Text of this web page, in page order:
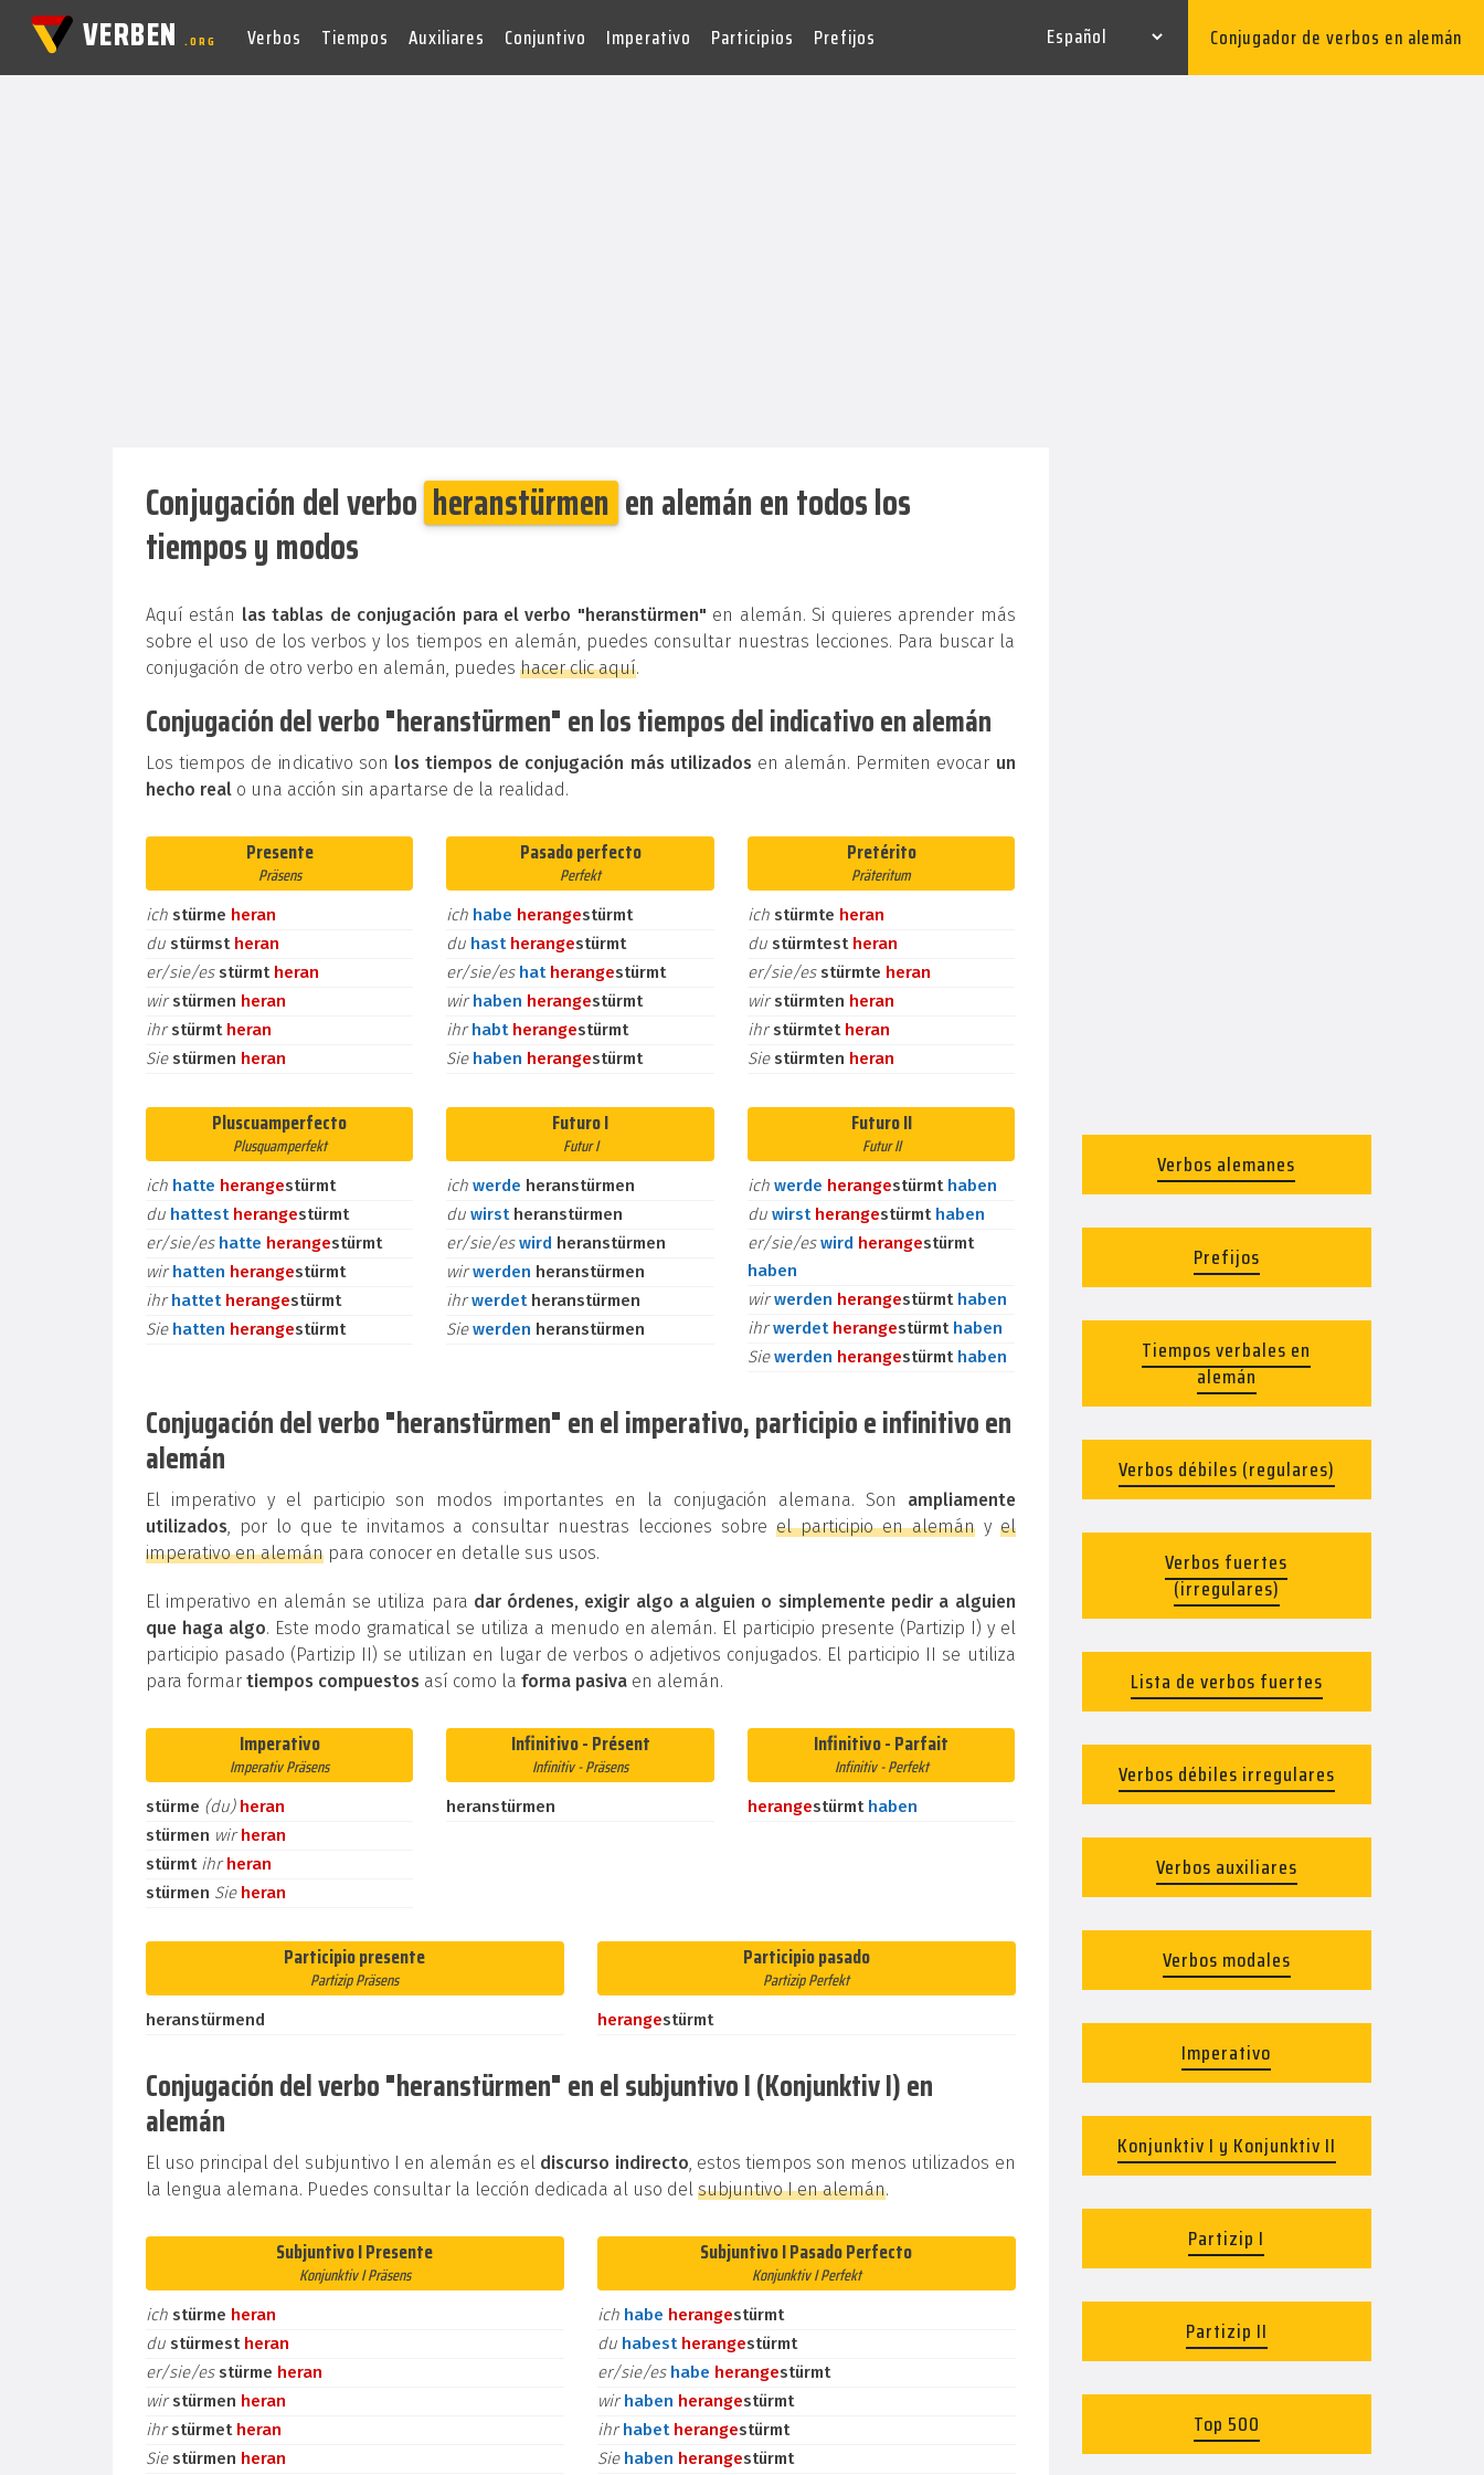
VERBEN.ORG Verbos Tiempos Auxiliares Conjuntivo Imperativo Participios Prefijos Conjugador de verbos en alemán
Conjugación del verbo heranstürmen en alemán en todos los
tiempos y modos
Aquí están las tablas de conjugación para el verbo "heranstürmen" en alemán. Si quieres aprender más
sobre el uso de los verbos y los tiempos en alemán, puedes consultar nuestras lecciones. Para buscar la
conjugación de otro verbo en alemán, puedes hacer clic aquí.
Conjugación del verbo "heranstürmen" en los tiempos del indicativo en alemán
Los tiempos de indicativo son los tiempos de conjugación más utilizados en alemán. Permiten evocar un
hecho real o una acción sin apartarse de la realidad.
Presente
Präsens
ich stürme heran
du stürmst heran
er/sie/es stürmt heran
wirstürmen heran
ihrstürmt heran
Sie stürmen heran
Pasado perfecto
Perfekt
ich habe herangestürmt
du hast herangestürmt
er/sie/es hat herangestürmt
wirhaben herangestürmt
ihrhabt herangestürmt
Sie haben herangestürmt
Pretérito
Präteritum
ich stürmte heran
du stürmtest heran
er/sie/es stürmte heran
wirstürmten heran
ihrstürmtet heran
Sie stürmten heran
Pluscuamperfecto
Plusquamperfekt
ich hatte herangestürmt
du hattest herangestürmt
er/sie/es hatte herangestürmt
wirhatten herangestürmt
ihrhattet herangestürmt
Sie hatten herangestürmt
Futuro I
Futur I
ichwerde heranstürmen
duwirst heranstürmen
er/sie/eswird heranstürmen
wirwerden heranstürmen
ihrwerdet heranstürmen
Siewerden heranstürmen
Futuro II
Futur II
ich werde herangestürmt haben
du wirst herangestürmt haben
er/sie/eswird herangestürmt
haben
wirwerden herangestürmt haben
ihrwerdet herangestürmt haben
Siewerden herangestürmt haben
Conjugación del verbo "heranstürmen" en el imperativo, participio e infinitivo en
alemán
El imperativo y el participio son modos importantes en la conjugación alemana. Son ampliamente
utilizados, por lo que te invitamos a consultar nuestras lecciones sobre el participio en alemány el
imperativo en alemán para conocer en detalle sus usos.
El imperativo en alemán se utiliza para dar órdenes, exigir algo a alguien o simplemente pedir a alguien
que haga algo. Este modo gramatical se utiliza a menudo en alemán. El participio presente (Partizip I) y el
participio pasado (Partizip II) se utilizan en lugar de verbos o adjetivos conjugados. El participio II se utiliza
para formar tiempos compuestos así como la forma pasiva en alemán.
Imperativo
Imperativ Präsens
stürme (du) heran
stürmen wirheran
stürmt ihrheran
stürmen Sie heran
Infinitivo - Présent
Infinitiv - Präsens
heranstürmen
Infinitivo - Parfait
Infinitiv - Perfekt
herangestürmt haben
Participio presente
Partizip Präsens
heranstürmend
Participio pasado
Partizip Perfekt
herangestürmt
Conjugación del verbo "heranstürmen" en el subjuntivo I (Konjunktiv I) en
alemán
El uso principal del subjuntivo I en alemán es el discurso indirecto, estos tiempos son menos utilizados en
la lengua alemana. Puedes consultar la lección dedicada al uso del subjuntivo I en alemán.
Subjuntivo I Presente
Konjunktiv I Präsens
ich stürme heran
du stürmest heran
er/sie/es stürme heran
wirstürmen heran
ihrstürmet heran
Sie stürmen heran
Subjuntivo I Pasado Perfecto
Konjunktiv I Perfekt
ich habe herangestürmt
du habest herangestürmt
er/sie/es habe herangestürmt
wirhaben herangestürmt
ihrhabet herangestürmt
Sie haben herangestürmt
Verbos alemanes
Prefijos
Tiempos verbales en
alemán
Verbos débiles (regulares)
Verbos fuertes
(irregulares)
Lista de verbos fuertes
Verbos débiles irregulares
Verbos auxiliares
Verbos modales
Imperativo
Konjunktiv I y Konjunktiv II
Partizip I
Partizip II
Top 500